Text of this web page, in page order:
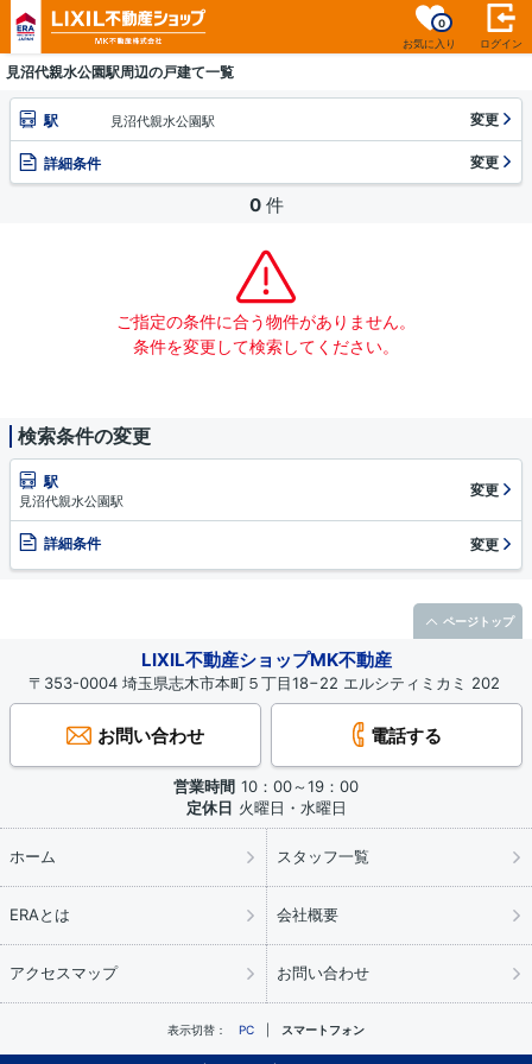
お気に入り
0
ログイン
見沼代親水公園駅周辺の戸建て一覧
駅 見沼代親水公園駅 変更
詳細条件 変更
0 件
ご指定の条件に合う物件がありません。
条件を変更して検索してください。
検索条件の変更
駅
見沼代親水公園駅
変更
詳細条件 変更
LIXIL不動産ショップMK不動産
〒353-0004 埼玉県志木市本町５丁目18−22 エルシティミカミ 202
お問い合わせ 電話する
営業時間 10：00～19：00
定休日 火曜日・水曜日
ホーム スタッフ一覧
ERAとは 会社概要
アクセスマップ お問い合わせ
表示切替： PC スマートフォン
ページトップ